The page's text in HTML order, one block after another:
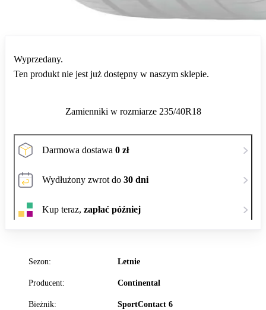
Sezon: Letnie
Producent: Continental
Bieżnik: SportContact 6
Wyprzedany.
Ten produkt nie jest już dostępny w naszym sklepie.
Zamienniki w rozmiarze 235/40R18
Darmowa dostawa 0 zł
Wydłużony zwrot do 30 dni
Kup teraz, zapłać później